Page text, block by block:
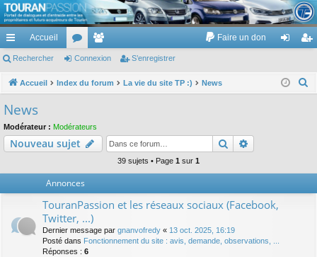
TouranPassion
Le forum des propriétaires ou futurs acquéreurs du Volkswagen Touran
cc
ès
pi
de
Accueil
or
u
e
m
Faire un don
ne nr
Rechercher Connexion S’enregistrer
Accueil Index du forum La vie du site TP :) News
c
News
Modérateur : Modérateurs
Nouveau sujet Rechercher
39 sujets • Page 1 sur 1
Annonces
TouranPassion et les réseaux sociaux (Facebook,
Twitter, ...)
Dernier message par gnanvofredy « 13 oct. 2025, 16:19
Posté dans Fonctionnement du site : avis, demande, observations, ...
Réponses : 6